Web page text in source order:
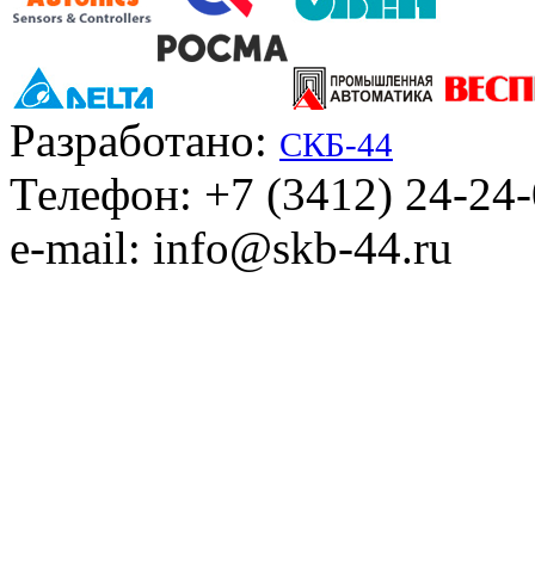
Разработано: СКБ-44
Телефон: +7 (3412) 24-
e-mail: info@skb-44.ru